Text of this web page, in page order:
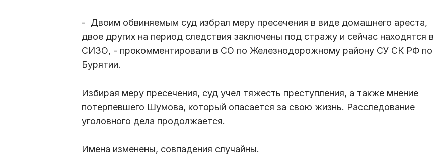
- Двоим обвиняемым суд избрал меру пресечения в виде домашнего ареста,
двое других на период следствия заключены под стражу и сейчас находятся в
СИЗО, - прокомментировали в СО по Железнодорожному району СУ СК РФ по
Бурятии.
Избирая меру пресечения, суд учел тяжесть преступления, а также мнение
потерпевшего Шумова, который опасается за свою жизнь. Расследование
уголовного дела продолжается.
Имена изменены, совпадения случайны.